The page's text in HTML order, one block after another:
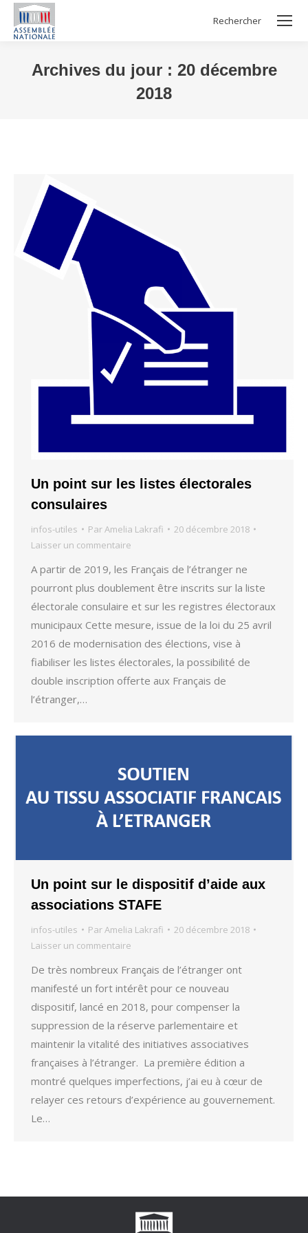
Search:
Rechercher
Archives du jour : 20 décembre
2018
Un point sur les listes électorales
consulaires
infos-utiles Par Amelia Lakrafi
20 décembre 2018
Laisser un commentaire
A partir de 2019, les Français de l’étranger ne
pourront plus doublement être inscrits sur la liste
électorale consulaire et sur les registres électoraux
municipaux Cette mesure, issue de la loi du 25 avril
2016 de modernisation des élections, vise à
fiabiliser les listes électorales, la possibilité de
double inscription offerte aux Français de
l’étranger,…
Un point sur le dispositif d’aide aux
associations STAFE
infos-utiles Par Amelia Lakrafi
20 décembre 2018
Laisser un commentaire
De très nombreux Français de l’étranger ont
manifesté un fort intérêt pour ce nouveau
dispositif, lancé en 2018, pour compenser la
suppression de la réserve parlementaire et
maintenir la vitalité des initiatives associatives
françaises à l’étranger. La première édition a
montré quelques imperfections, j’ai eu à cœur de
relayer ces retours d’expérience au gouvernement.
Le…